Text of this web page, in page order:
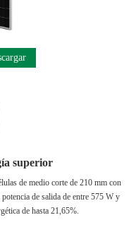
superior
de medio corte de 210 mm con
de salida de entre 575 W y
de hasta 21,65%.